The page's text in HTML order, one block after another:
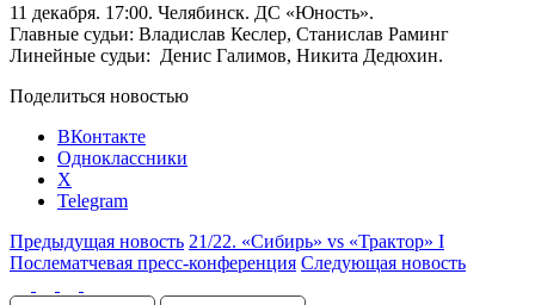
11 декабря. 17:00. Челябинск. ДС «Юность».
Главные судьи: Владислав Кеслер, Станислав Раминг
Линейные судьи: Денис Галимов, Никита Дедюхин.
Поделиться новостью
ВКонтакте
Одноклассники
X
Telegram
Предыдущая новость 21/22. «Сибирь» vs «Трактор» I
Послематчевая пресс-конференция Следующая новость